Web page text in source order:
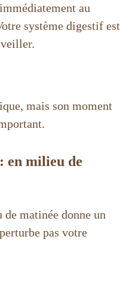
au
système digestif est
mais son moment
en milieu de
matinée donne un
pas votre